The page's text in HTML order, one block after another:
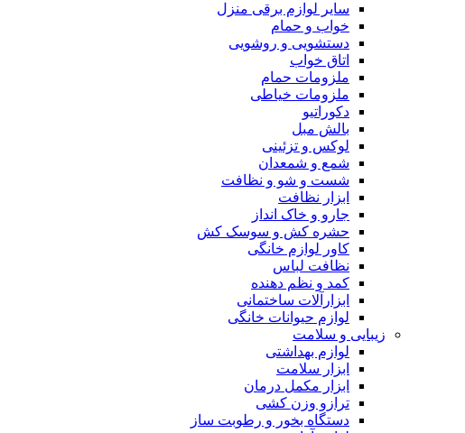
سایر لوازم برقی منزل
خواب و حمام
دستشویی و روشویی
اتاق خواب
ملزومات حمام
ملزومات خیاطی
دکوراتیو
بالش مبل
لوکس و تزئینی
شمع و شمعدان
شست و شو و نظافت
ابزار نظافت
جارو و خاک انداز
حشره کش و سوسک کش
کاور لوازم خانگی
نظافت لباس
کمد و نظم دهنده
ابزارآلات ساختمانی
لوازم حیوانات خانگی
زیبایی و سلامت
لوازم بهداشتی
ابزار سلامت
ابزار مکمل درمان
ترازو وزن کشی
دستگاه بخور و رطوبت ساز